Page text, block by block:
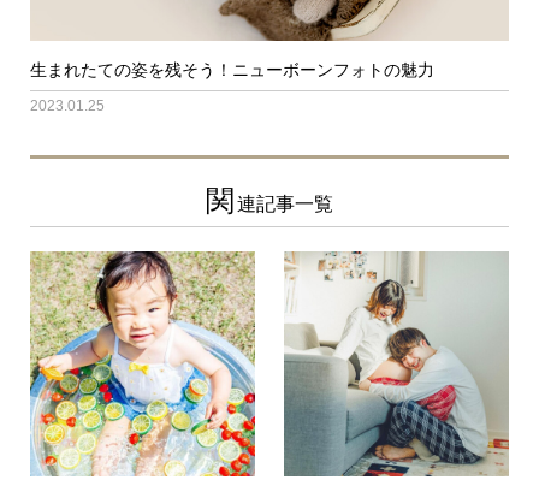
生まれたての姿を残そう！ニューボーンフォトの魅力
2023.01.25
関連記事一覧